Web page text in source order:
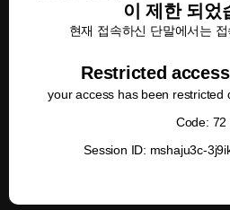
이 제한 되었
현재 접속하신 단말에서는
Restricted
your access has been restricted
Code: 72
Session ID: mshaju3c-